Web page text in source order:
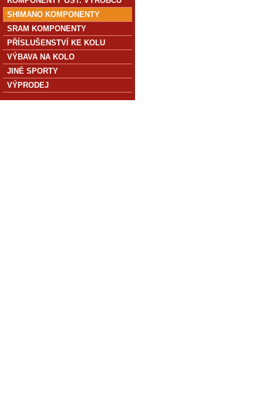
SHIMANO KOMPONENTY
SRAM KOMPONENTY
PŘÍSLUŠENSTVÍ KE KOLU
VÝBAVA NA KOLO
JINÉ SPORTY
VÝPRODEJ